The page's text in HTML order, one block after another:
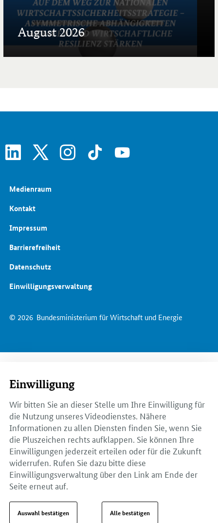
August 2026
linkedin instagram tiktok youtube
© 2026 Bundesministerium für Wirtschaft und Energie
Medienraum
Kontakt
Impressum
Barrierefreiheit
Datenschutz
Einwilligungsverwaltung
Einwilligung
Wir bitten Sie an dieser Stelle um Ihre Einwilligung für
die Nutzung unseres Videodienstes. Nähere
Informationen zu allen Diensten finden Sie, wenn Sie
die Pluszeichen rechts aufklappen. Sie können Ihre
Einwilligungen jederzeit erteilen oder für die Zukunft
widerrufen. Rufen Sie dazu bitte diese
Einwilligungsverwaltung über den Link am Ende der
Seite erneut auf.
Auswahl bestätigen Alle bestätigen